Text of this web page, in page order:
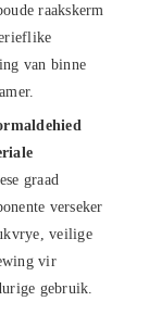
raakskerm
van binne
graad
verseker
veilige
vir
gebruik.